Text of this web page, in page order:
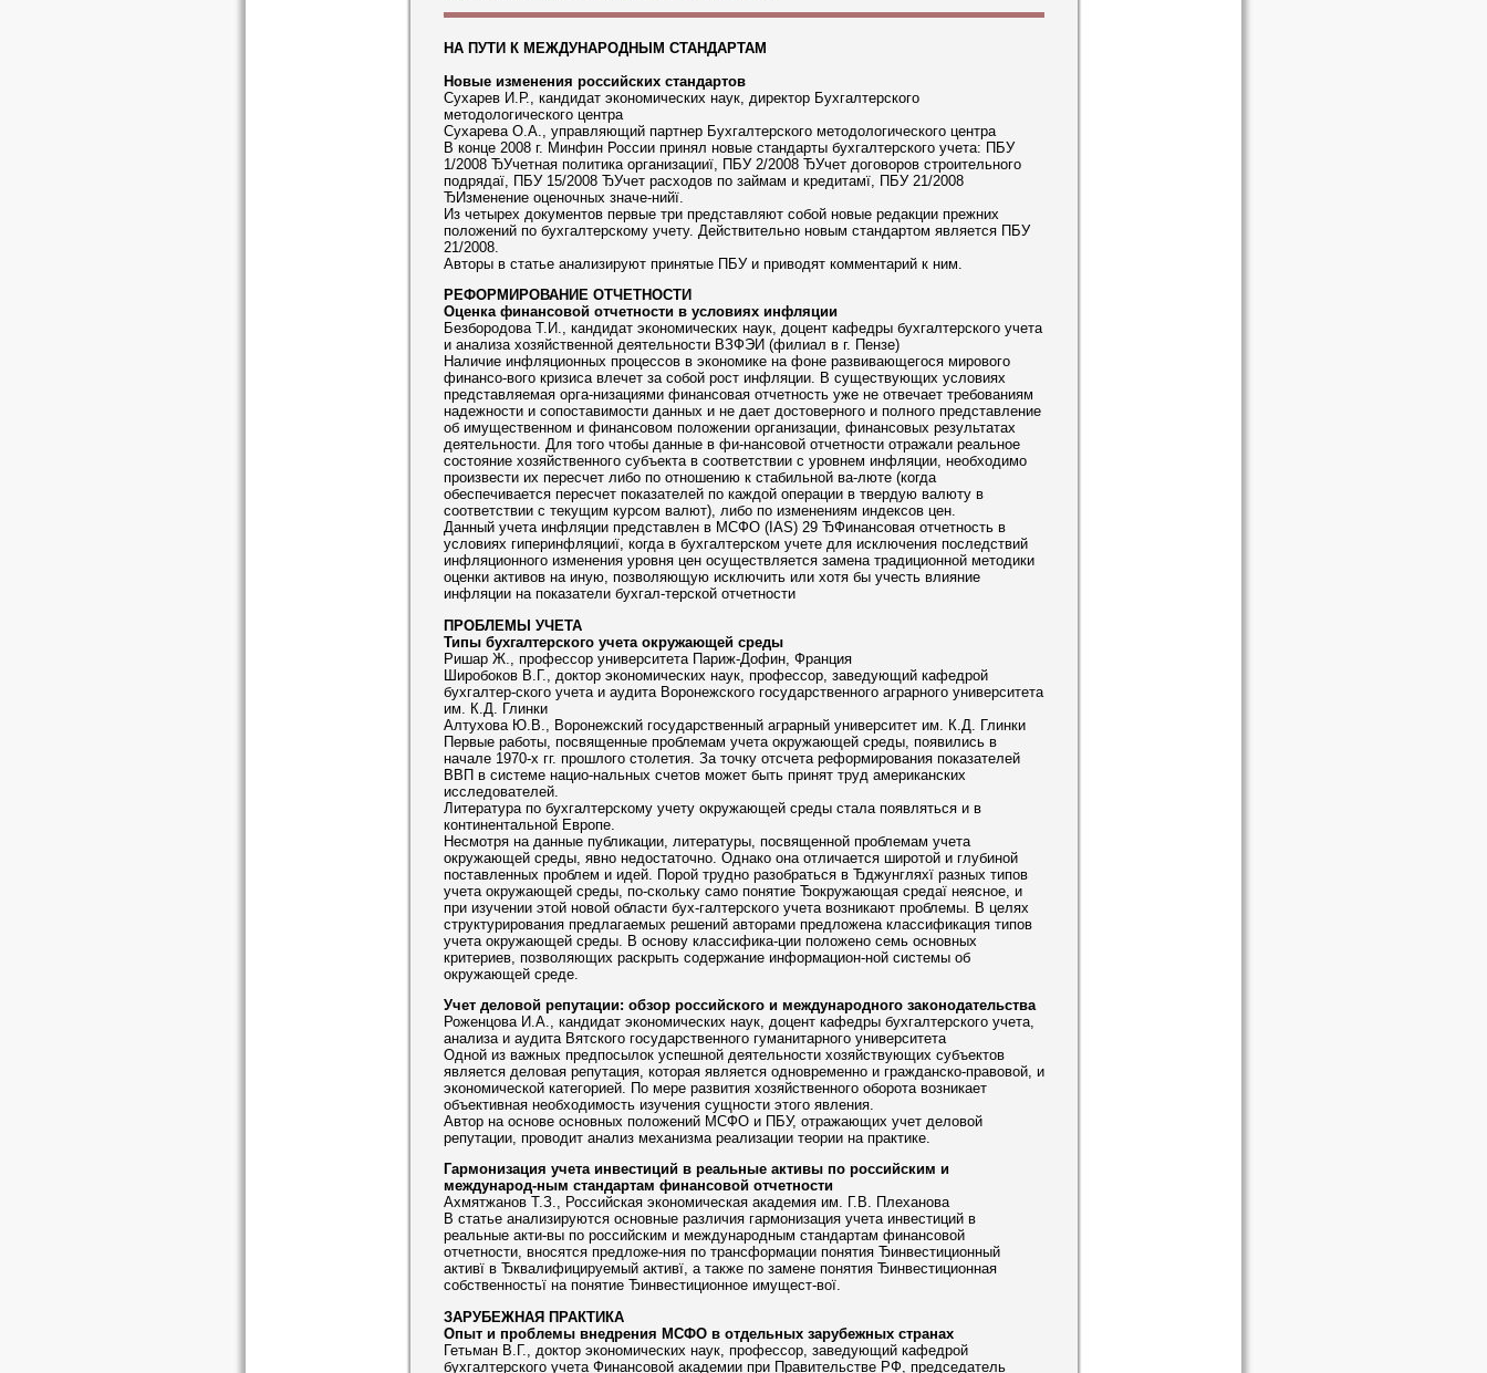
НА ПУТИ К МЕЖДУНАРОДНЫМ СТАНДАРТАМ
Новые изменения российских стандартов
Сухарев И.Р., кандидат экономических наук, директор Бухгалтерского
методологического центра
Сухарева О.А., управляющий партнер Бухгалтерского методологического центра
В конце 2008 г. Минфин России принял новые стандарты бухгалтерского учета: ПБУ
1/2008 ЂУчетная политика организацииї, ПБУ 2/2008 ЂУчет договоров строительного
подрядаї, ПБУ 15/2008 ЂУчет расходов по займам и кредитамї, ПБУ 21/2008
ЂИзменение оценочных значе-нийї.
Из четырех документов первые три представляют собой новые редакции прежних
положений по бухгалтерскому учету. Действительно новым стандартом является ПБУ
21/2008.
Авторы в статье анализируют принятые ПБУ и приводят комментарий к ним.
РЕФОРМИРОВАНИЕ ОТЧЕТНОСТИ
Оценка финансовой отчетности в условиях инфляции
Безбородова Т.И., кандидат экономических наук, доцент кафедры бухгалтерского учета
и анализа хозяйственной деятельности ВЗФЭИ (филиал в г. Пензе)
Наличие инфляционных процессов в экономике на фоне развивающегося мирового
финансо-вого кризиса влечет за собой рост инфляции. В существующих условиях
представляемая орга-низациями финансовая отчетность уже не отвечает требованиям
надежности и сопоставимости данных и не дает достоверного и полного представление
об имущественном и финансовом положении организации, финансовых результатах
деятельности. Для того чтобы данные в фи-нансовой отчетности отражали реальное
состояние хозяйственного субъекта в соответствии с уровнем инфляции, необходимо
произвести их пересчет либо по отношению к стабильной ва-люте (когда
обеспечивается пересчет показателей по каждой операции в твердую валюту в
соответствии с текущим курсом валют), либо по изменениям индексов цен.
Данный учета инфляции представлен в МСФО (IAS) 29 ЂФинансовая отчетность в
условиях гиперинфляцииї, когда в бухгалтерском учете для исключения последствий
инфляционного изменения уровня цен осуществляется замена традиционной методики
оценки активов на иную, позволяющую исключить или хотя бы учесть влияние
инфляции на показатели бухгал-терской отчетности
ПРОБЛЕМЫ УЧЕТА
Типы бухгалтерского учета окружающей среды
Ришар Ж., профессор университета Париж-Дофин, Франция
Широбоков В.Г., доктор экономических наук, профессор, заведующий кафедрой
бухгалтер-ского учета и аудита Воронежского государственного аграрного университета
им. К.Д. Глинки
Алтухова Ю.В., Воронежский государственный аграрный университет им. К.Д. Глинки
Первые работы, посвященные проблемам учета окружающей среды, появились в
начале 1970-х гг. прошлого столетия. За точку отсчета реформирования показателей
ВВП в системе нацио-нальных счетов может быть принят труд американских
исследователей.
Литература по бухгалтерскому учету окружающей среды стала появляться и в
континентальной Европе.
Несмотря на данные публикации, литературы, посвященной проблемам учета
окружающей среды, явно недостаточно. Однако она отличается широтой и глубиной
поставленных проблем и идей. Порой трудно разобраться в Ђджунгляхї разных типов
учета окружающей среды, по-скольку само понятие Ђокружающая средаї неясное, и
при изучении этой новой области бух-галтерского учета возникают проблемы. В целях
структурирования предлагаемых решений авторами предложена классификация типов
учета окружающей среды. В основу классифика-ции положено семь основных
критериев, позволяющих раскрыть содержание информацион-ной системы об
окружающей среде.
Учет деловой репутации: обзор российского и международного законодательства
Роженцова И.А., кандидат экономических наук, доцент кафедры бухгалтерского учета,
анализа и аудита Вятского государственного гуманитарного университета
Одной из важных предпосылок успешной деятельности хозяйствующих субъектов
является деловая репутация, которая является одновременно и гражданско-правовой, и
экономической категорией. По мере развития хозяйственного оборота возникает
объективная необходимость изучения сущности этого явления.
Автор на основе основных положений МСФО и ПБУ, отражающих учет деловой
репутации, проводит анализ механизма реализации теории на практике.
Гармонизация учета инвестиций в реальные активы по российским и
международ-ным стандартам финансовой отчетности
Ахмятжанов Т.З., Российская экономическая академия им. Г.В. Плеханова
В статье анализируются основные различия гармонизация учета инвестиций в
реальные акти-вы по российским и международным стандартам финансовой
отчетности, вносятся предложе-ния по трансформации понятия Ђинвестиционный
активї в Ђквалифицируемый активї, а также по замене понятия Ђинвестиционная
собственностьї на понятие Ђинвестиционное имущест-вої.
ЗАРУБЕЖНАЯ ПРАКТИКА
Опыт и проблемы внедрения МСФО в отдельных зарубежных странах
Гетьман В.Г., доктор экономических наук, профессор, заведующий кафедрой
бухгалтерского учета Финансовой академии при Правительстве РФ, председатель